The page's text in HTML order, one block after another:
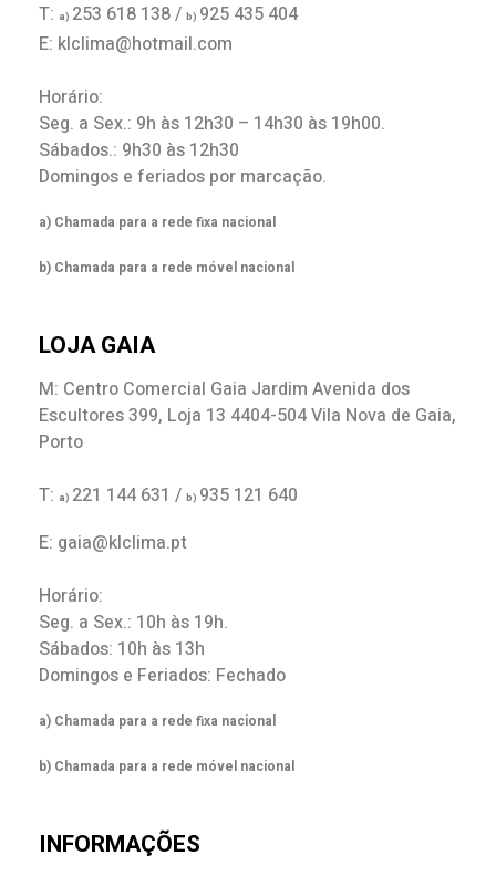
T: a) 253 618 138 / b) 925 435 404
E: klclima@hotmail.com
Horário:
Seg. a Sex.: 9h às 12h30 – 14h30 às 19h00.
Sábados.: 9h30 às 12h30
Domingos e feriados por marcação.
a) Chamada para a rede fixa nacional
b) Chamada para a rede móvel nacional
LOJA GAIA
M: Centro Comercial Gaia Jardim Avenida dos
Escultores 399, Loja 13 4404-504 Vila Nova de Gaia,
Porto
T: a) 221 144 631 / b) 935 121 640
E: gaia@klclima.pt
Horário:
Seg. a Sex.: 10h às 19h.
Sábados: 10h às 13h
Domingos e Feriados: Fechado
a) Chamada para a rede fixa nacional
b) Chamada para a rede móvel nacional
INFORMAÇÕES